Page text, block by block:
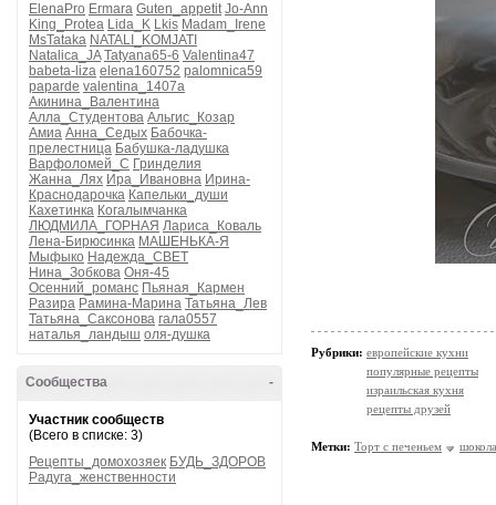
ElenaPro Ermara Guten_appetit Jo-Ann
King_Protea Lida_K Lkis Madam_Irene
MsTataka NATALI_KOMJATI
Natalica_JA Tatyana65-6 Valentina47
babeta-liza elena160752 palomnica59
paparde valentina_1407a
Акинина_Валентина
Алла_Студентова Альгис_Козар
Амиа Анна_Седых Бабочка-
прелестница Бабушка-ладушка
Варфоломей_С Гринделия
Жанна_Лях Ира_Ивановна Ирина-
Краснодарочка Капельки_души
Кахетинка Когалымчанка
ЛЮДМИЛА_ГОРНАЯ Лариса_Коваль
Лена-Бирюсинка МАШЕНЬКА-Я
Мыфыко Надежда_СВЕТ
Нина_Зобкова Оня-45
Осенний_романс Пьяная_Кармен
Разира Рамина-Марина Татьяна_Лев
Татьяна_Саксонова гала0557
наталья_ландыш оля-душка
-
Сообщества
Участник сообществ
(Всего в списке: 3)
Рецепты_домохозяек БУДЬ_ЗДОРОВ
Радуга_женственности
Рубрики: европейские кухни
популярные рецепты
израильская кухня
рецепты друзей
Метки: Торт с печеньем